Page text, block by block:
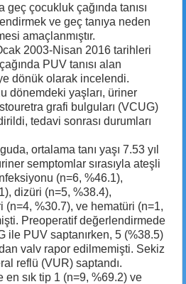
geç çocukluk çağında tanısı
ve geç tanıya neden
amaçlanmıştır.
2003-Nisan 2016 tarihleri
PUV tanısı alan
dönük olarak incelendi.
dönemdeki yaşları, üriner
grafi bulguları (VCUG)
tedavi sonrası durumları
ortalama tanı yaşı 7.53 yıl
semptomlar sırasıyla ateşli
(n=6, %46.1),
dizüri (n=5, %38.4),
(n=4, %30.7), ve hematüri (n=1,
Preoperatif değerlendirmede
ile PUV saptanırken, 5 (%38.5)
valv rapor edilmemişti. Sekiz
reflü (VUR) saptandı.
sık tip 1 (n=9, %69.2) ve